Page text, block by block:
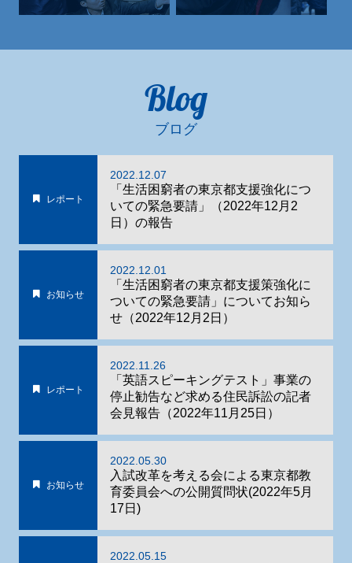
Blog
ブログ
レポート
2022.12.07
「生活困窮者の東京都支援強化につ
いての緊急要請」（2022年12月2
日）の報告
お知らせ
2022.12.01
「生活困窮者の東京都支援策強化に
ついての緊急要請」についてお知ら
せ（2022年12月2日）
レポート
2022.11.26
「英語スピーキングテスト」事業の
停止勧告など求める住民訴訟の記者
会見報告（2022年11月25日）
お知らせ
2022.05.30
入試改革を考える会による東京都教
育委員会への公開質問状(2022年5月
17日)
2022.05.15